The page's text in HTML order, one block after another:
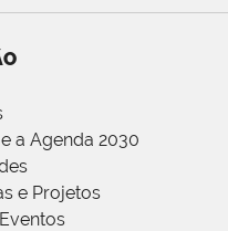
a Agenda 2030
e Projetos